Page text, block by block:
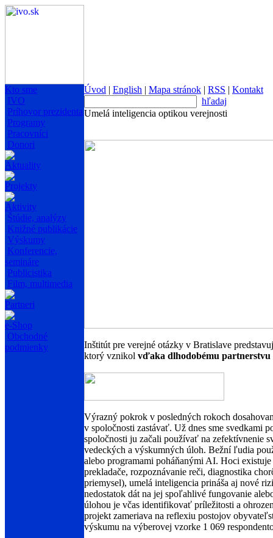
Kto sme
IVO
Príhovor prezidenta
Programy
Pracovníci
Donori
Aktuality
Projekty
Aktivity
Štúdie, analýzy
Knižné publikácie
Výskumy
Konferencie,
semináre
Publicistika
Film, multimedia
Partneri
e-Shop
Obchodné
podmienky
Úvod | English | Mapa stránok | RSS | Kontakt
hľadaj
Umelá inteligencia optikou verejnosti
Inštitút pre verejné otázky v Bratislave
ktorý vznikol vďaka dlhodobému partnerstvu
Výrazný pokrok v posledných rokoch
v spoločnosti zastávať. Už dnes sme svedkami
spoločnosti ju začali používať na zefektívnenie
vedeckých a výskumných úloh. Bežní ľudia
alebo programami poháňanými AI. Hoci
prekladače, rozpoznávanie reči, diagnostika
priemysel), umelá inteligencia prináša aj nové
nedostatok dát na jej spoľahlivé fungovanie
úlohou je včas identifikovať príležitosti a
projekt zameriava na reflexiu postojov
výskumu na výberovej vzorke 1 069